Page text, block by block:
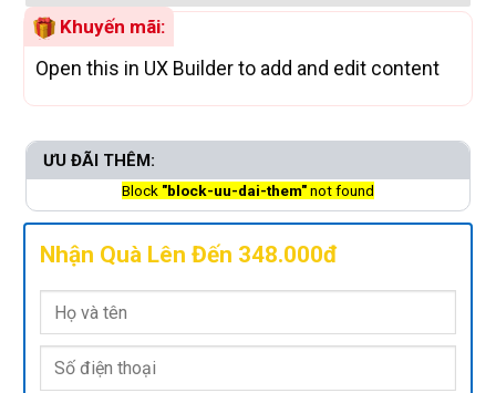
Khuyến mãi:
Open this in UX Builder to add and edit content
ƯU ĐÃI THÊM:
Block "block-uu-dai-them"not found
Nhận Quà Lên Đến 348.000đ